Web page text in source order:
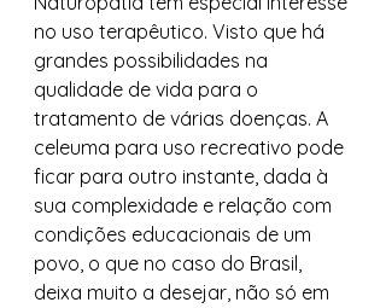
no uso terapêutico. Visto que há
grandes possibilidades na
qualidade de vida para o
tratamento de várias doenças. A
celeuma para uso recreativo pode
ficar para outro instante, dada à
sua complexidade e relação com
condições educacionais de um
povo, o que no caso do Brasil,
deixa muito a desejar, não só em